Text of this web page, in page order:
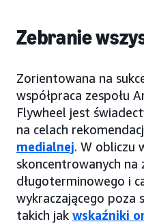
Zebranie
Zorientowana na
współpraca zespołu
Flywheel jest
na celach
medialnej. W obliczu
skoncentrowanych na
długoterminowego i
wykraczającego poza
takich jak wskaźniki